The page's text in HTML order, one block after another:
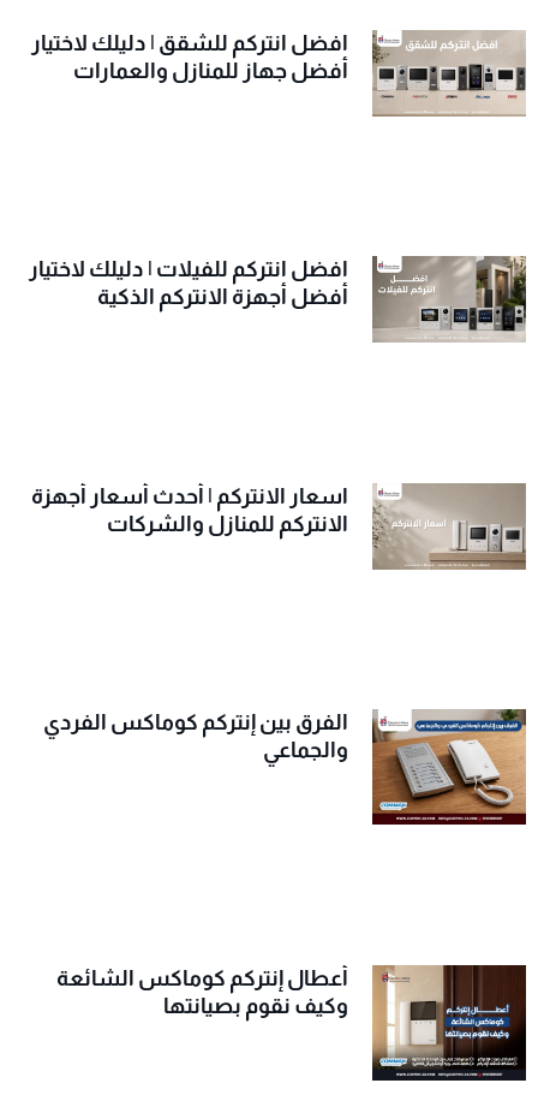
افضل انتركم للشقق | دليلك لاختيار
أفضل جهاز للمنازل والعمارات
افضل انتركم للفيلات | دليلك لاختيار
أفضل أجهزة الانتركم الذكية
اسعار الانتركم | أحدث أسعار أجهزة
الانتركم للمنازل والشركات
الفرق بين إنتركم كوماكس الفردي
والجماعي
أعطال إنتركم كوماكس الشائعة
وكيف نقوم بصيانتها